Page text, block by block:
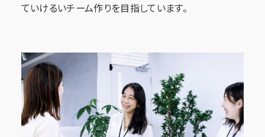
ていけるいチーム作りを目指しています。